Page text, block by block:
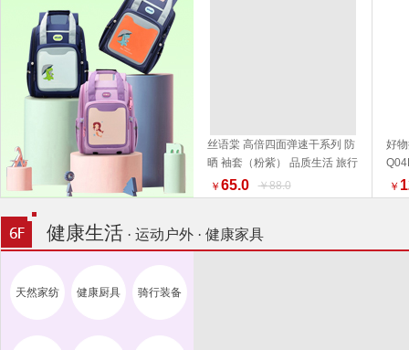
丝语棠 高倍四面弹速干系列 防
晒 袖套（粉紫） 品质生活 旅行
户外
￥ 65.0 ￥88.0
好
活
￥
健康生活 · 运动户外 · 健康家具
天然家纺 健康厨具 骑行装备